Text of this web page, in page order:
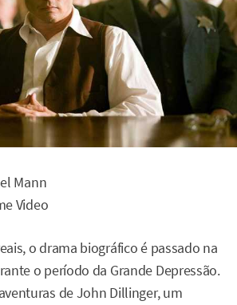
Mann
Video
o drama biográfico é passado na
o período da Grande Depressão.
de John Dillinger, um